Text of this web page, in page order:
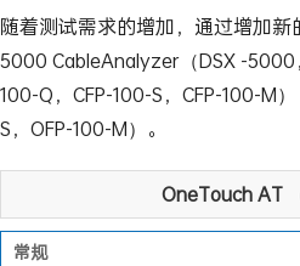
随着测试需求的增加，通过增加
5000 CableAnalyzer（DSX -5000
100-Q，CFP-100-S，CFP-100-M
S，OFP-100-M）。
OneTouch AT
常规